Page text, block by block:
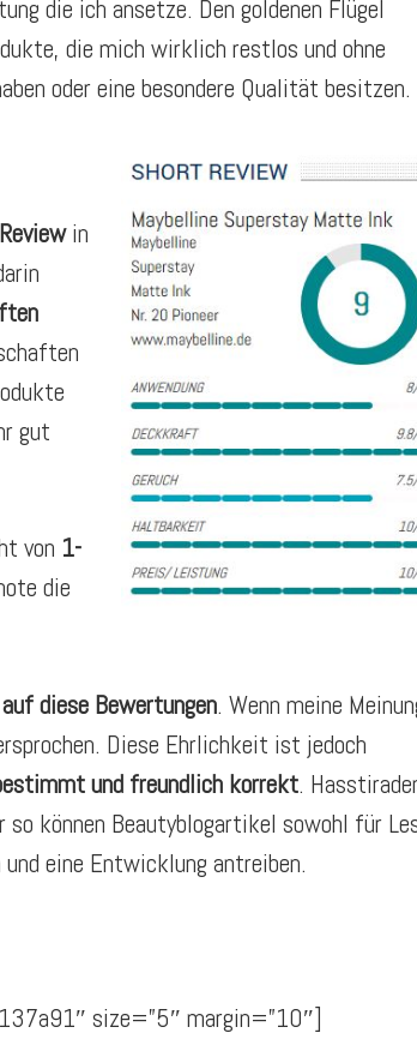
die ich ansetze. Den goldenen Flügel
die mich wirklich restlos und ohne
oder eine besondere Qualität besitzen.
in
gut
von 1-
die
auf diese Bewertungen. Wenn meine
Diese Ehrlichkeit ist jedoch
und freundlich korrekt.
können Beautyblogartikel sowohl für
eine Entwicklung antreiben.
size=”5″ margin=”10″]